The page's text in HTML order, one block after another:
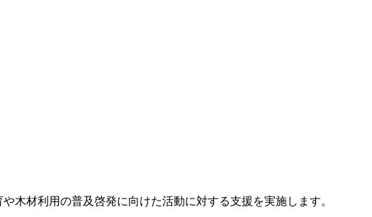
木材利用の普及啓発に向けた活動に対する支援を実施します。